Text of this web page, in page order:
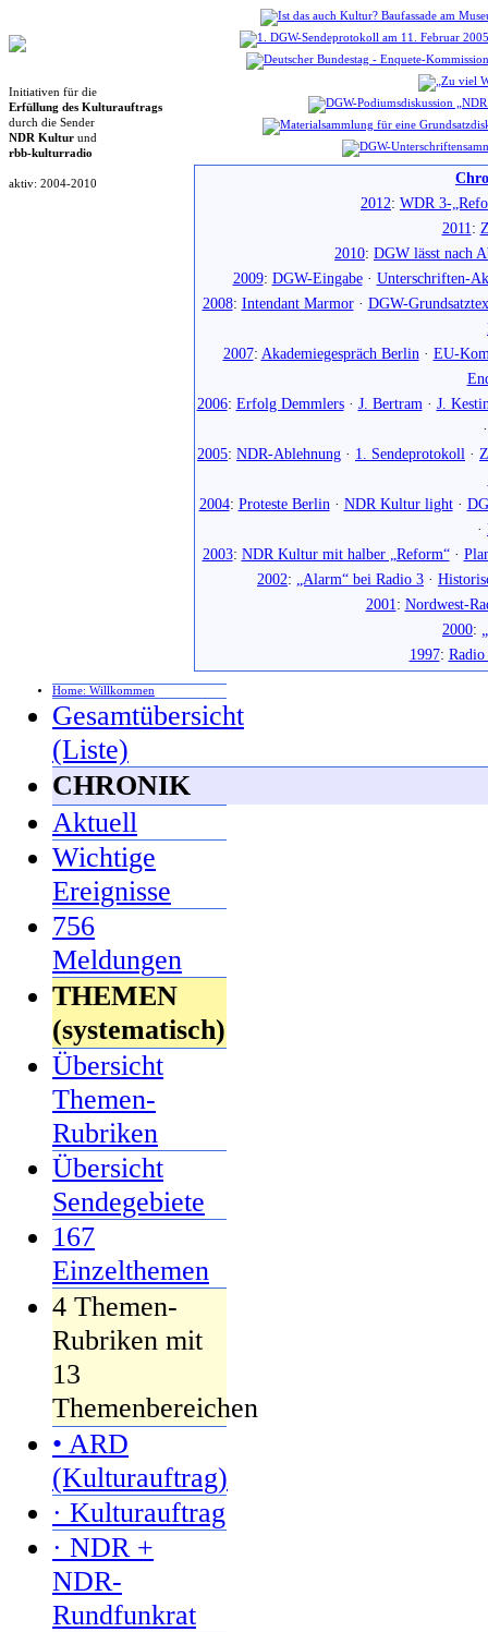
Initiativen für die
Erfüllung des Kulturauftrags
durch die Sender
NDR Kultur und
rbb-kulturradio
aktiv: 2004-2010
2012: WDR 3-
2011:
2010: DGW lässt nach
2009: DGW-Eingabe· Unterschriften-
2008: Intendant Marmor· DGW-
2007: Akademiegespräch Berlin · EU-
2006: Erfolg Demmlers· J. Bertram · J.
2005: NDR-Ablehnung · 1. Sendeprotokoll ·
2004: Proteste Berlin · NDR Kultur light·
·
2003: NDR Kultur mit halber „Reform“·
2002: „Alarm“ bei Radio 3 ·
2001: Nordwest-
2000:
1997:
Home: Willkommen
Gesamtübersicht
(Liste)
CHRONIK
Aktuell
Wichtige
Ereignisse
756
Meldungen
THEMEN
(systematisch)
Übersicht
Themen-
Rubriken
Übersicht
Sendegebiete
167
Einzelthemen
4 Themen-
Rubriken mit
13
Themenbereichen
• ARD
(Kulturauftrag)
· Kulturauftrag
· NDR +
NDR-
Rundfunkrat